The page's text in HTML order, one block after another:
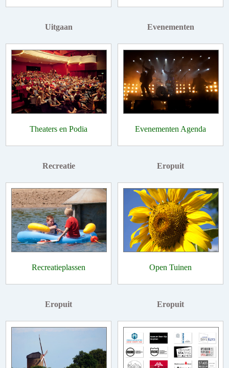
Uitgaan
Theaters en Podia
Evenementen
Evenementen Agenda
Recreatie
Recreatieplassen
Eropuit
Open Tuinen
Eropuit Eropuit